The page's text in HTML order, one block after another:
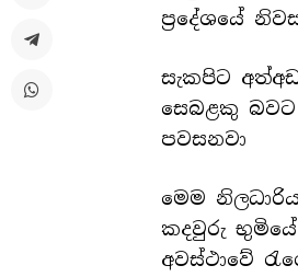
ප්‍රදේශයේ
සැකපිට
සෙබළකු
පවසනවා
මෙම
කදවුරු භුමියේ
අවස්ථාවේ